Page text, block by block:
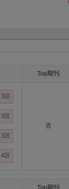
Top期刊
3区
3区
3区
4区
否
Top期刊